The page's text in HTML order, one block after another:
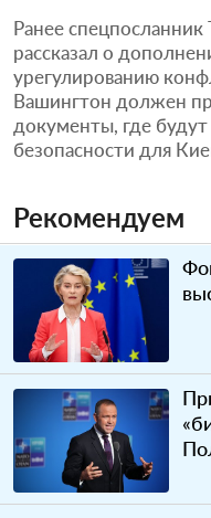
Ранее
рассказал о
урегулированию
Вашингтон должен
документы, где
безопасности для
Рекомендуем